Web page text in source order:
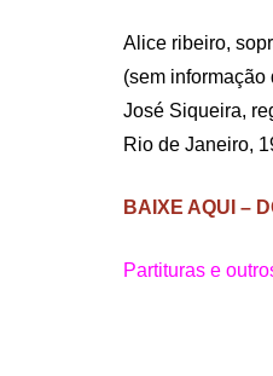
Alice ribeiro,
(sem informação
José Siqueira,
Rio de Janeiro,
BAIXE AQUI –
Partituras e